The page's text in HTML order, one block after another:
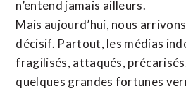
n’entend jamais ailleurs.
Mais aujourd’hui, nous
décisif. Partout, les médias
fragilisés, attaqués,
quelques grandes fortunes